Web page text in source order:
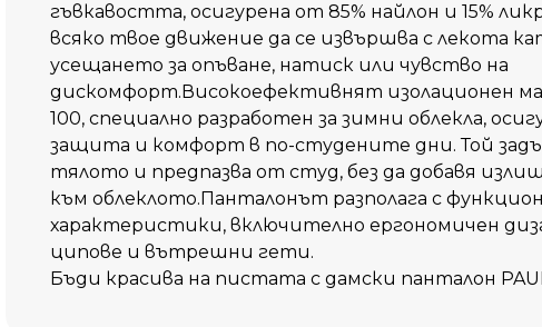
гъвкавостта, осигурена от 85% найлон и 15%
всяко твое движение да се извършва с лекота
усещането за опъване, натиск или чувство на
дискомфорт.Високоефективнят изолационен
100, специално разработен за зимни облекла,
защита и комфорт в по-студените дни. Той
тялото и предпазва от студ, без да добавя
към облеклото.Панталонът разполага с
характеристики, включително ергономичен
ципове и вътрешни гети.
Бъди красива на пистата с дамски панталон